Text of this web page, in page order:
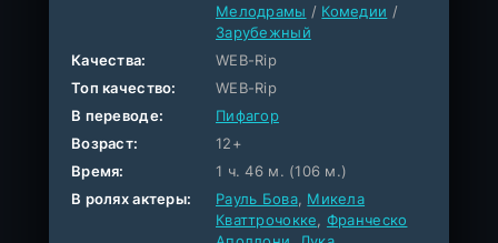
Мелодрамы / Комедии /
Зарубежный
Качества:
WEB-Rip
Топ качество:
WEB-Rip
В переводе:
Пифагор
Возраст:
12+
Время:
1 ч. 46 м. (106 м.)
В ролях актеры:
Рауль Бова, Микела
Кваттрочокке, Франческо